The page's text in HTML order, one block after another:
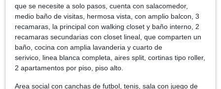
que se necesite a solo pasos, cuenta con salacomedor,
medio baño de visitas, hermosa vista, con amplio balcon, 3
recamaras, la principal con walking closet y baño interno, 2
recamaras secundarias con closet lineal, que comparten un
baño, cocina con amplia lavanderia y cuarto de
serivico, linea blanca completa, aires split, cortinas tipo roller,
2 apartamentos por piso, piso alto.
Area social con canchas de futbol, tenis, sala con juego de